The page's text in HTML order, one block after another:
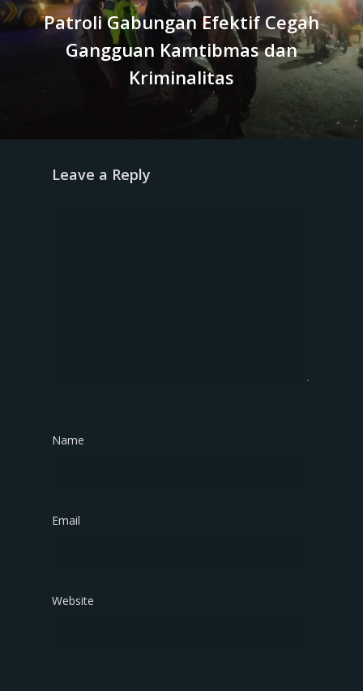
Patroli Gabungan Efektif Cegah
Gangguan Kamtibmas dan
Kriminalitas
Leave a Reply
Name
Email
Website